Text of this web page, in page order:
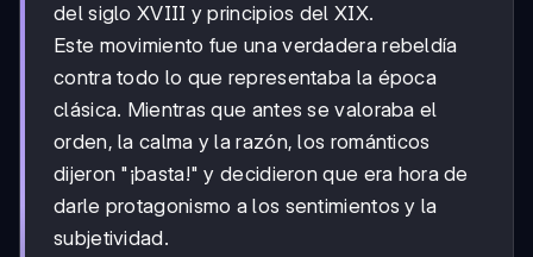
del siglo XVIII y principios del XIX.
Este movimiento fue una verdadera rebeldía
contra todo lo que representaba la época
clásica. Mientras que antes se valoraba el
orden, la calma y la razón, los románticos
dijeron "¡basta!" y decidieron que era hora de
darle protagonismo a los sentimientos y la
subjetividad.